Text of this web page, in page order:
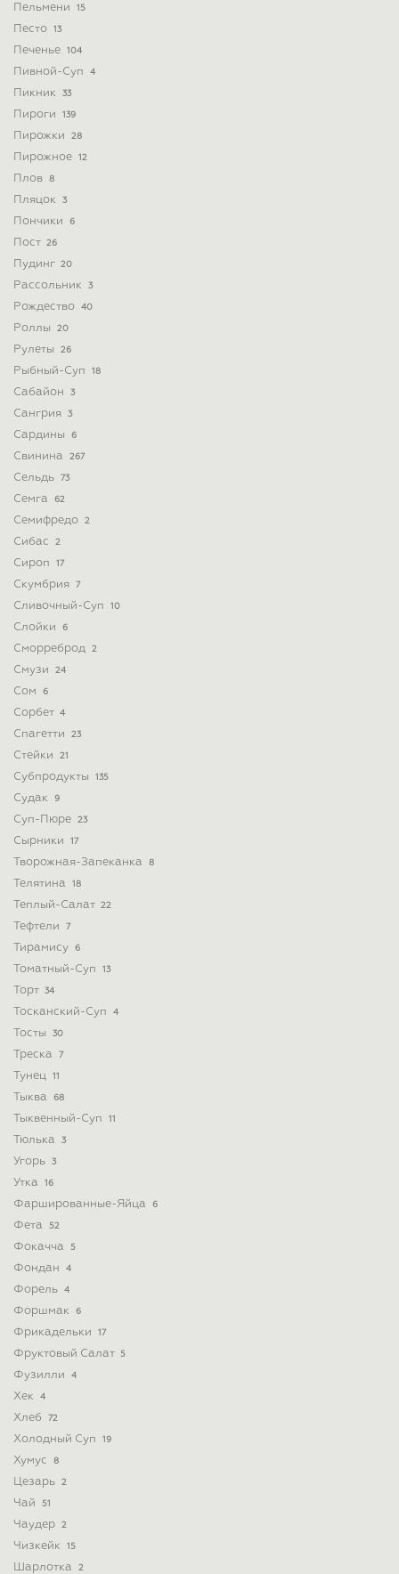
Пельмени 15
Песто 13
Печенье 104
Пивной-Суп 4
Пикник 33
Пироги 139
Пирожки 28
Пирожное 12
Плов 8
Пляцок 3
Пончики 6
Пост 26
Пудинг 20
Рассольник 3
Рождество 40
Роллы 20
Рулеты 26
Рыбный-Суп 18
Сабайон 3
Сангрия 3
Сардины 6
Свинина 267
Сельдь 73
Семга 62
Семифредо 2
Сибас 2
Сироп 17
Скумбрия 7
Сливочный-Суп 10
Слойки 6
Сморреброд 2
Смузи 24
Сом 6
Сорбет 4
Спагетти 23
Стейки 21
Субпродукты 135
Судак 9
Суп-Пюре 23
Сырники 17
Творожная-Запеканка 8
Телятина 18
Теплый-Салат 22
Тефтели 7
Тирамису 6
Томатный-Суп 13
Торт 34
Тосканский-Суп 4
Тосты 30
Треска 7
Тунец 11
Тыква 68
Тыквенный-Суп 11
Тюлька 3
Угорь 3
Утка 16
Фаршированные-Яйца 6
Фета 52
Фокачча 5
Фондан 4
Форель 4
Форшмак 6
Фрикадельки 17
Фруктовый Салат 5
Фузилли 4
Хек 4
Хлеб 72
Холодный Суп 19
Хумус 8
Цезарь 2
Чай 51
Чаудер 2
Чизкейк 15
Шарлотка 2